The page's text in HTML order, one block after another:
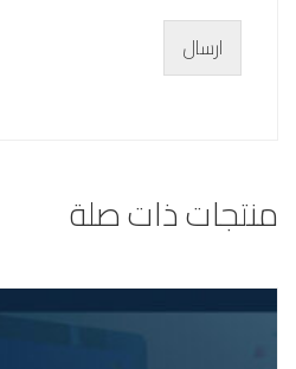
ارسال
منتجات ذات صلة